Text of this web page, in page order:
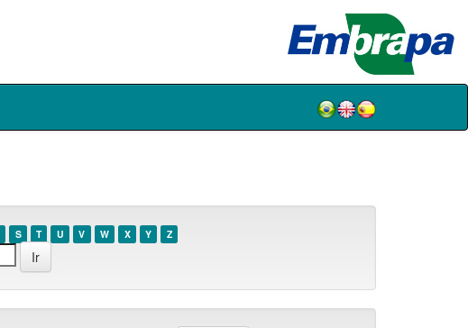
S T U V W X Y Z